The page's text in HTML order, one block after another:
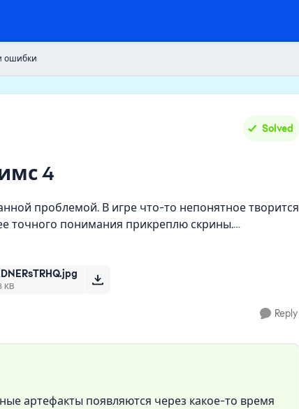
ошибки
Solved
4
проблемой. В игре что-то непонятное творится
точного понимания прикреплю скрины.
KB
Reply
артефакты появляются через какое-то время